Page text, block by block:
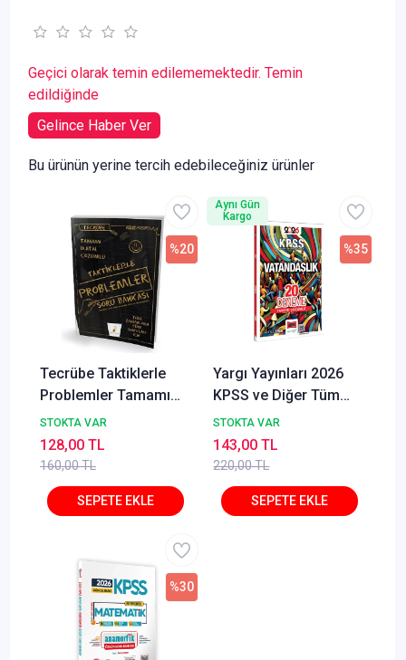
Geçici olarak temin edilememektedir. Temin
edildiğinde
Gelince Haber Ver
Bu ürünün yerine tercih edebileceğiniz ürünler
Tecrübe Taktiklerle
Problemler Tamamı
Dijital Çözümlü Soru
Bankası
STOKTA VAR
160,00 TL
%20
128,00 TL
Yargı Yayınları 2026
KPSS ve Diğer Tüm
Sınavlara Yönelik
Tamamı Çözümlü
Vatandaşlık 20
Deneme Cangül Erlik
STOKTA VAR
220,00 TL
%35
143,00 TL
Aynı Gün
Kargo
%30